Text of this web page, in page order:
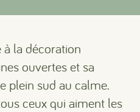
la décoration
ouvertes et sa
plein sud au calme.
ceux qui aiment les